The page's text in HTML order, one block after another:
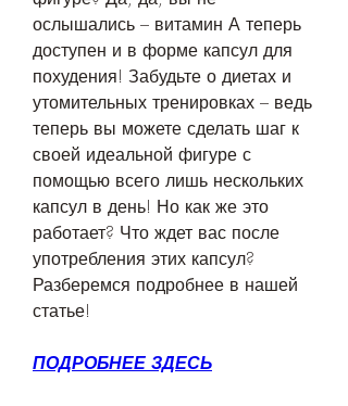
ослышались – витамин А теперь
доступен и в форме капсул для
похудения! Забудьте о диетах и
утомительных тренировках – ведь
теперь вы можете сделать шаг к
своей идеальной фигуре с
помощью всего лишь нескольких
капсул в день! Но как же это
работает? Что ждет вас после
употребления этих капсул?
Разберемся подробнее в нашей
статье!
ПОДРОБНЕЕ ЗДЕСЬ